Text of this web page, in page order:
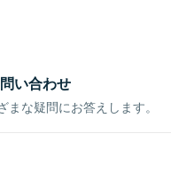
い合わせ
な疑問にお答えします。